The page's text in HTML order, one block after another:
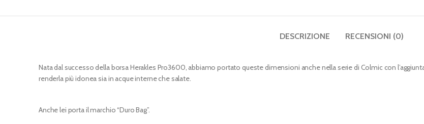
DESCRIZIONE RECENSIONI (0)
Nata dal successo della borsa Herakles Pro3600, abbiamo portato queste dimensioni anche nella serie di Colmic con
renderla più idonea sia in acque interne che salate.
Anche lei porta il marchio “Duro Bag”.